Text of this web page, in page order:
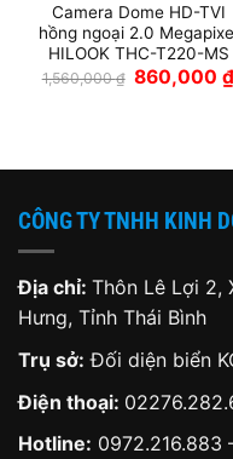
Camera Dome HD-TVI
hồng ngoại 2.0
HILOOK THC-T220-MS
1,560,000₫ Giá
gốc
860,000₫
CÔNG TY TNHH KINH
Địa chỉ: Thôn Lê Lợi 2,
Hưng, Tỉnh Thái Bình
Trụ sở: Đối diện biển
Điện thoại:
Hotline: 0972.216.883